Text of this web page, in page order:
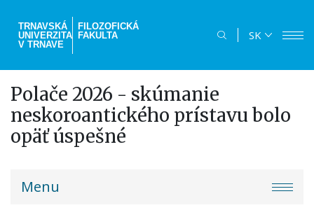
hlavný
TRNAVSKÁ
UNIVERZITA
V TRNAVE
FILOZOFICKÁ
FAKULTA
SK
Polače 2026 - skúmanie
neskoroantického prístavu bolo
opäť úspešné
truni-
Menu